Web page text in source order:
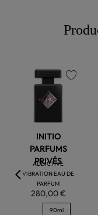
INITIO
PARFUMS
PRIVÉS
ADDICTIVE
VIBRATION EAU DE
PARFUM
280,00 €
90ml